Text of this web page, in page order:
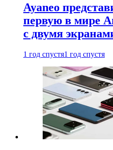
Ayaneo
первую в мире
с двумя
1 год спустя1 год спустя